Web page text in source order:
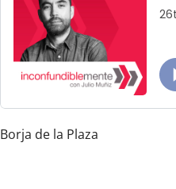
Borja de la Plaza